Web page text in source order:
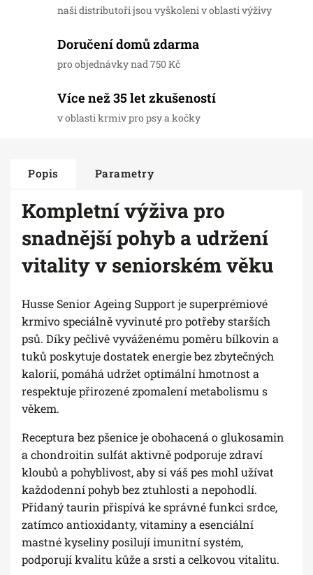
naši distributoři jsou vyškoleni v oblasti výživy
Doručení domů zdarma
pro objednávky nad 750 Kč
Více než 35 let zkušeností
v oblasti krmiv pro psy a kočky
Popis Parametry
Kompletní výživa pro
snadnější pohyb a udržení
vitality v seniorském věku
Husse Senior Ageing Support je superprémiové
krmivo speciálně vyvinuté pro potřeby starších
psů. Díky pečlivě vyváženému poměru bílkovin a
tuků poskytuje dostatek energie bez zbytečných
kalorií, pomáhá udržet optimální hmotnost a
respektuje přirozené zpomalení metabolismu s
věkem.
Receptura bez pšenice je obohacená o glukosamin
a chondroitin sulfát aktivně podporuje zdraví
kloubů a pohyblivost, aby si váš pes mohl užívat
každodenní pohyb bez ztuhlosti a nepohodlí.
Přidaný taurin přispívá ke správné funkci srdce,
zatímco antioxidanty, vitaminy a esenciální
mastné kyseliny posilují imunitní systém,
podporují kvalitu kůže a srsti a celkovou vitalitu.